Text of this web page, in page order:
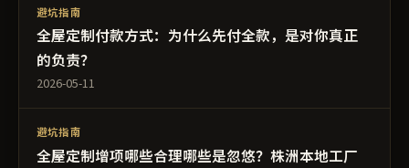
避坑指南
全屋定制付款方式：为什么先付全款，是对你真正
的负责？
2026-05-11
避坑指南
全屋定制增项哪些合理哪些是忽悠？株洲本地工厂